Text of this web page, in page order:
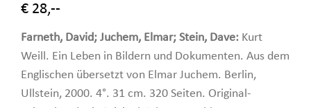
€ 28,--
Farneth, David; Juchem, Elmar; Stein, Dave: Kurt
Weill. Ein Leben in Bildern und Dokumenten. Aus dem
Englischen übersetzt von Elmar Juchem. Berlin,
Ullstein, 2000. 4°. 31 cm. 320 Seiten. Original-